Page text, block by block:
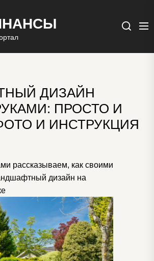
Поиск
ДИЗАЙН
ПРОСТО И
И ИНСТРУКЦИЯ
рассказываем, как своими
дизайн на